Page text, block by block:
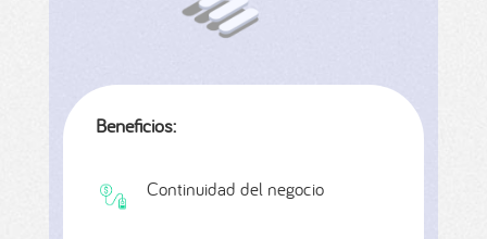
Beneficios:
Continuidad del negocio